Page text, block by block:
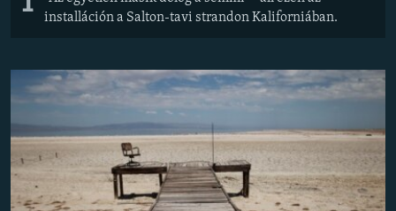
installáción a Salton-tavi strandon Kaliforniában.